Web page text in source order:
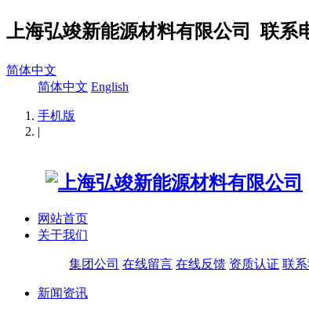
上海弘竣新能源材料有限公司 联系
简体中文
简体中文 English
手机版
|
网站首页
关于我们
集团公司 在线留言 在线反馈 资质认证 联
新闻资讯